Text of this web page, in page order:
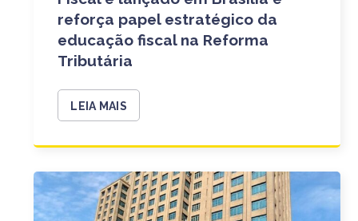
reforça papel estratégico da
educação fiscal na Reforma
Tributária
LEIA MAIS